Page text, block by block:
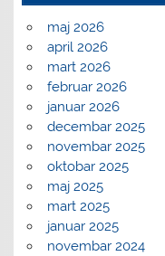
maj 2026
april 2026
mart 2026
februar 2026
januar 2026
decembar 2025
novembar 2025
oktobar 2025
maj 2025
mart 2025
januar 2025
novembar 2024